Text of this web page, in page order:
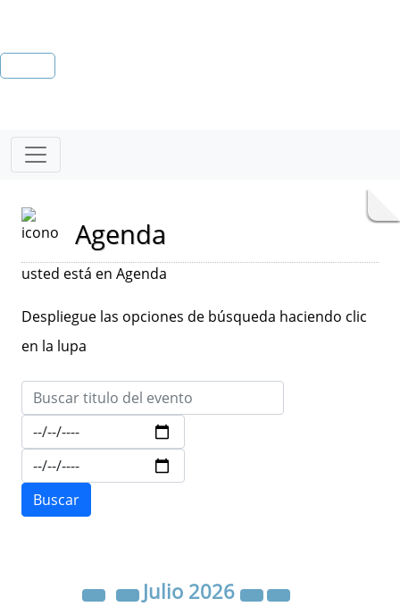
Agenda
usted está en Agenda
Despliegue las opciones de búsqueda haciendo clic
en la lupa
Julio 2026